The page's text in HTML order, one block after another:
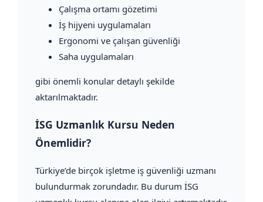
Çalışma ortamı gözetimi
İş hijyeni uygulamaları
Ergonomi ve çalışan güvenliği
Saha uygulamaları
gibi önemli konular detaylı şekilde
aktarılmaktadır.
İSG Uzmanlık Kursu Neden
Önemlidir?
Türkiye’de birçok işletme iş güvenliği uzmanı
bulundurmak zorundadır. Bu durum İSG